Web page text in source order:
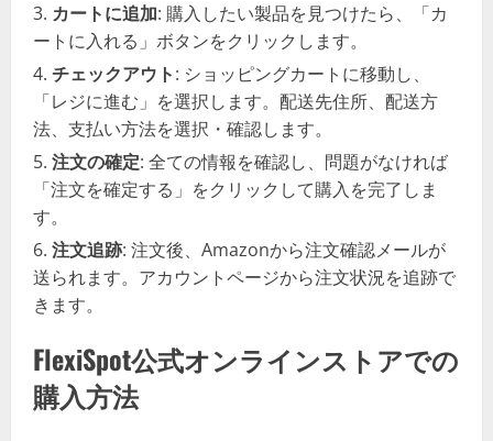
カートに追加: 購入したい製品を見つけたら、「カ
ートに入れる」ボタンをクリックします。
チェックアウト: ショッピングカートに移動し、
「レジに進む」を選択します。配送先住所、配送方
法、支払い方法を選択・確認します。
注文の確定: 全ての情報を確認し、問題がなければ
「注文を確定する」をクリックして購入を完了しま
す。
注文追跡: 注文後、Amazonから注文確認メールが
送られます。アカウントページから注文状況を追跡で
きます。
FlexiSpot公式オンラインストアでの
購入方法